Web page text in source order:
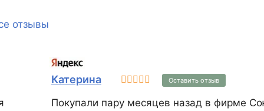
отзывы
Катерина Оставить отзыв
Покупали пару месяцев назад в фирме